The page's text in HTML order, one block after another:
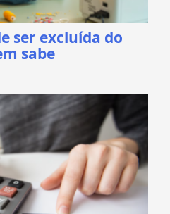
ser excluída do
sabe